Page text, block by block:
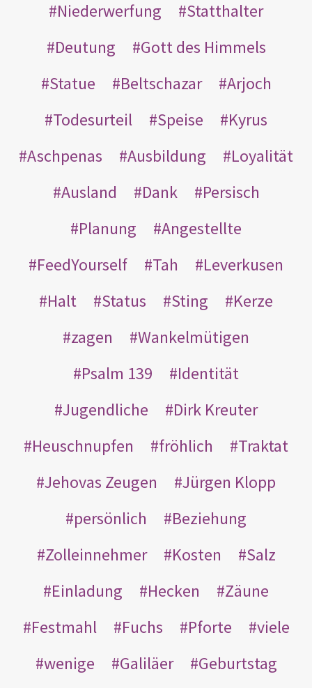
Niederwerfung
Statthalter
Deutung
Gott des Himmels
Statue
Beltschazar
Arjoch
Todesurteil
Speise
Kyrus
Aschpenas
Ausbildung
Loyalität
Ausland
Dank
Persisch
Planung
Angestellte
FeedYourself
Tah
Leverkusen
Halt
Status Sting
Kerze
zagen
Wankelmütigen
Psalm 139
Identität
Jugendliche
Dirk Kreuter
Heuschnupfen
fröhlich
Traktat
Jehovas Zeugen
Jürgen Klopp
persönlich
Beziehung
Zolleinnehmer
Kosten
Salz
Einladung
Hecken
Zäune
Festmahl
Fuchs Pforte
viele
wenige
Galiläer
Geburtstag